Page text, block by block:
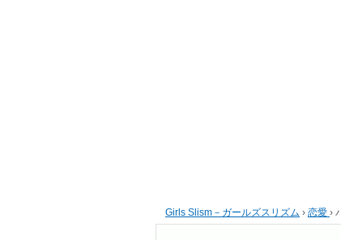
Girls Slism－ガールズスリズム › 恋愛 ›